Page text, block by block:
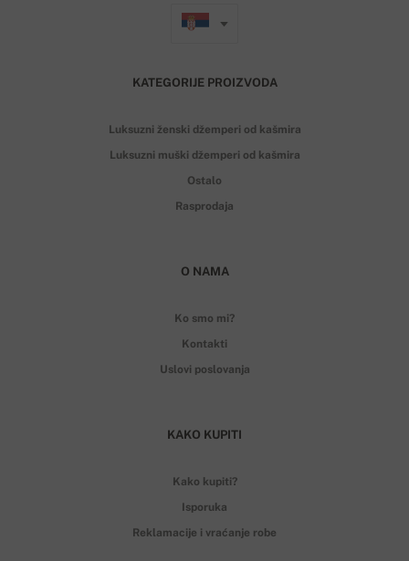
KATEGORIJE PROIZVODA
Luksuzni ženski džemperi od kašmira
Luksuzni muški džemperi od kašmira
Ostalo
Rasprodaja
O NAMA
Ko smo mi?
Kontakti
Uslovi poslovanja
KAKO KUPITI
Kako kupiti?
Isporuka
Reklamacije i vraćanje robe